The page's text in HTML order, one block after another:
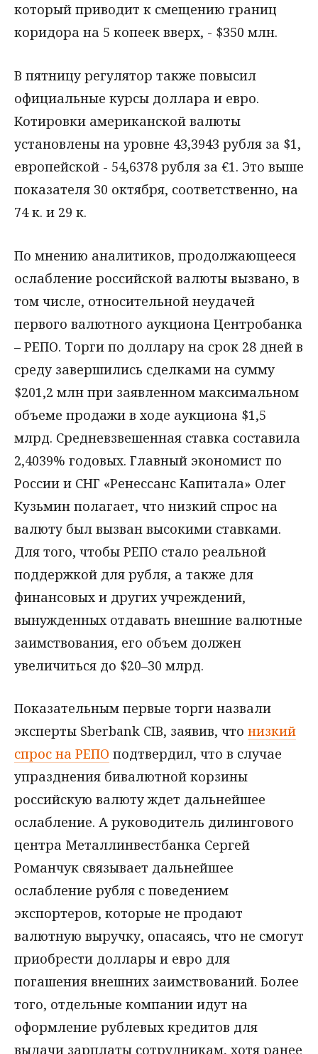
который приводит к смещению границ
коридора на 5 копеек вверх, - $350 млн.
В пятницу регулятор также повысил
официальные курсы доллара и евро.
Котировки американской валюты
установлены на уровне 43,3943 рубля за $1,
европейской - 54,6378 рубля за €1. Это выше
показателя 30 октября, соответственно, на
74 к. и 29 к.
По мнению аналитиков, продолжающееся
ослабление российской валюты вызвано, в
том числе, относительной неудачей
первого валютного аукциона Центробанка
– РЕПО. Торги по доллару на срок 28 дней в
среду завершились сделками на сумму
$201,2 млн при заявленном максимальном
объеме продажи в ходе аукциона $1,5
млрд. Средневзвешенная ставка составила
2,4039% годовых. Главный экономист по
России и СНГ «Ренессанс Капитала» Олег
Кузьмин полагает, что низкий спрос на
валюту был вызван высокими ставками.
Для того, чтобы РЕПО стало реальной
поддержкой для рубля, а также для
финансовых и других учреждений,
вынужденных отдавать внешние валютные
заимствования, его объем должен
увеличиться до $20–30 млрд.
Показательным первые торги назвали
эксперты Sberbank CIB, заявив, что низкий
спрос на РЕПО подтвердил, что в случае
упразднения бивалютной корзины
российскую валюту ждет дальнейшее
ослабление. А руководитель дилингового
центра Металлинвестбанка Сергей
Романчук связывает дальнейшее
ослабление рубля с поведением
экспортеров, которые не продают
валютную выручку, опасаясь, что не смогут
приобрести доллары и евро для
погашения внешних заимствований. Более
того, отдельные компании идут на
оформление рублевых кредитов для
выдачи зарплаты сотрудникам, хотя ранее